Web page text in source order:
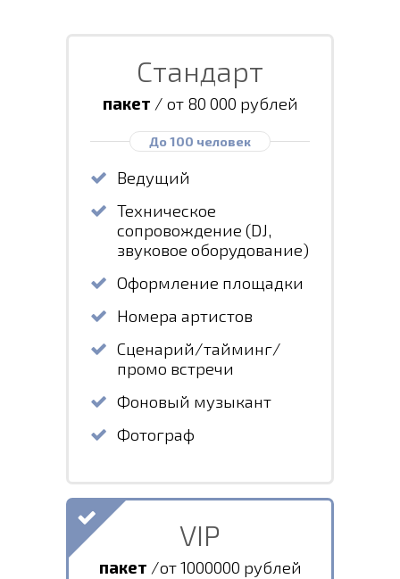
Стандарт
пакет / от 80 000 рублей
До 100 человек
Ведущий
Техническое
сопровождение (DJ,
звуковое оборудование)
Оформление площадки
Номера артистов
Сценарий/тайминг/
промо встречи
Фоновый музыкант
Фотограф
VIP
пакет /от 1000000 рублей